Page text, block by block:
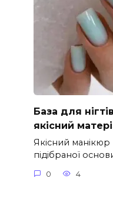
База для
якісний
Якісний
підібраної
0 4